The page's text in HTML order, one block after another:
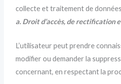
collecte et traitement de données
a. Droit d’accès, de rectification
L’utilisateur peut prendre
modifier ou demander la
concernant, en respectant la